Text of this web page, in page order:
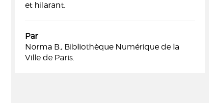
et hilarant.
Par
Norma B., Bibliothèque Numérique de la
Ville de Paris.